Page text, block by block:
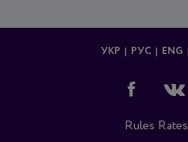
УКР РУС ENG
Rules Rates